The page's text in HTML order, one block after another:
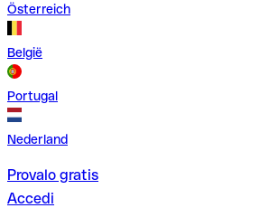
Österreich
België
Portugal
Nederland
Provalo gratis
Accedi